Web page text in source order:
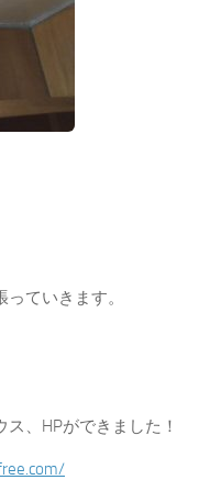
ていきます。
、HPができました！